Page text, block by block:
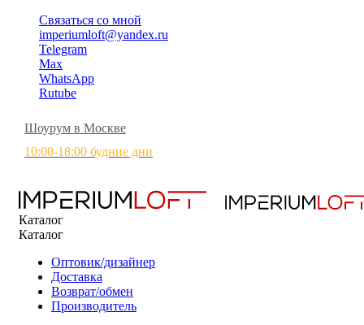
Связаться со мной
imperiumloft@yandex.ru
Telegram
Max
WhatsApp
Rutube
Шоурум в Москве
10:00-18:00 будние дни
Каталог
Каталог
Оптовик/дизайнер
Доставка
Возврат/обмен
Производитель